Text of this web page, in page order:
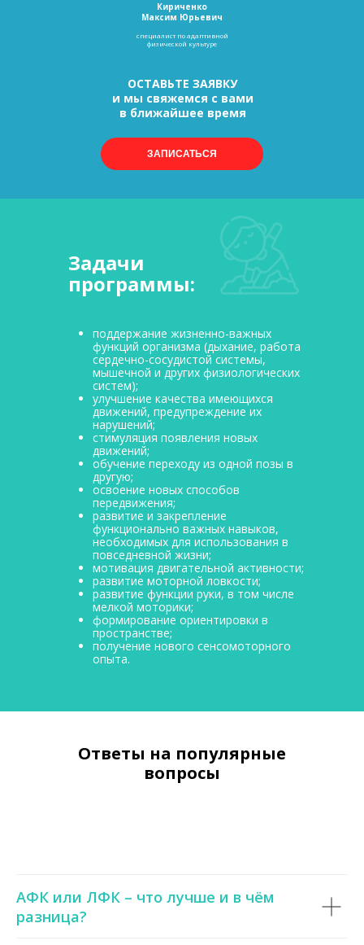
ЗАПИСАТЬСЯ
ОСТАВЬТЕ ЗАЯВКУ
и мы свяжемся с вами
в ближайшее время
Кириченко
Максим Юрьевич
специалист по адаптивной
физической культуре
поддержание жизненно-важных
функций организма (дыхание, работа
сердечно-сосудистой системы,
мышечной и других физиологических
систем);
улучшение качества имеющихся
движений, предупреждение их
нарушений;
стимуляция появления новых
движений;
обучение переходу из одной позы в
другую;
освоение новых способов
передвижения;
развитие и закрепление
функционально важных навыков,
необходимых для использования в
повседневной жизни;
мотивация двигательной активности;
развитие моторной ловкости;
развитие функции руки, в том числе
мелкой моторики;
формирование ориентировки в
пространстве;
получение нового сенсомоторного
опыта.
Задачи
программы:
Ответы на популярные
вопросы
АФК или ЛФК – что лучше и в чём
разница?